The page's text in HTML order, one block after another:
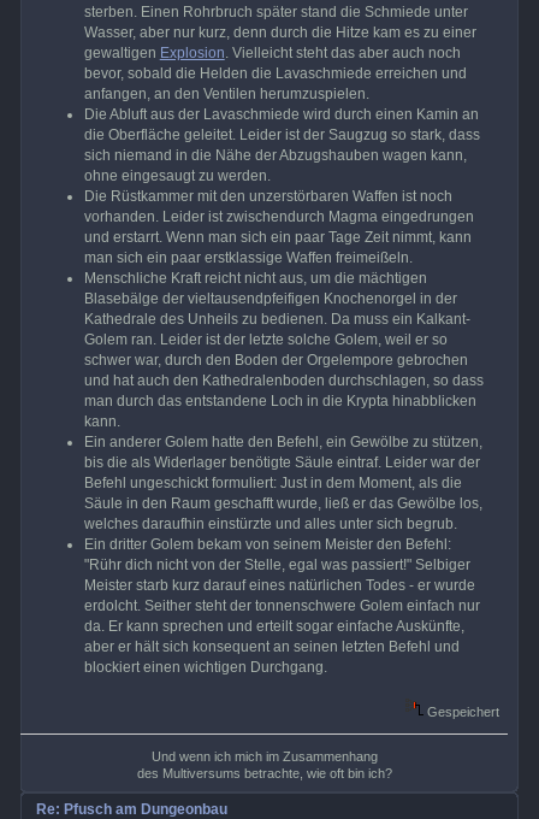
sterben. Einen Rohrbruch später stand die Schmiede unter
Wasser, aber nur kurz, denn durch die Hitze kam es zu einer
gewaltigen Explosion. Vielleicht steht das aber auch noch
bevor, sobald die Helden die Lavaschmiede erreichen und
anfangen, an den Ventilen herumzuspielen.
Die Abluft aus der Lavaschmiede wird durch einen Kamin an
die Oberfläche geleitet. Leider ist der Saugzug so stark, dass
sich niemand in die Nähe der Abzugshauben wagen kann,
ohne eingesaugt zu werden.
Die Rüstkammer mit den unzerstörbaren Waffen ist noch
vorhanden. Leider ist zwischendurch Magma eingedrungen
und erstarrt. Wenn man sich ein paar Tage Zeit nimmt, kann
man sich ein paar erstklassige Waffen freimeißeln.
Menschliche Kraft reicht nicht aus, um die mächtigen
Blasebälge der vieltausendpfeifigen Knochenorgel in der
Kathedrale des Unheils zu bedienen. Da muss ein Kalkant-
Golem ran. Leider ist der letzte solche Golem, weil er so
schwer war, durch den Boden der Orgelempore gebrochen
und hat auch den Kathedralenboden durchschlagen, so dass
man durch das entstandene Loch in die Krypta hinabblicken
kann.
Ein anderer Golem hatte den Befehl, ein Gewölbe zu stützen,
bis die als Widerlager benötigte Säule eintraf. Leider war der
Befehl ungeschickt formuliert: Just in dem Moment, als die
Säule in den Raum geschafft wurde, ließ er das Gewölbe los,
welches daraufhin einstürzte und alles unter sich begrub.
Ein dritter Golem bekam von seinem Meister den Befehl:
"Rühr dich nicht von der Stelle, egal was passiert!" Selbiger
Meister starb kurz darauf eines natürlichen Todes - er wurde
erdolcht. Seither steht der tonnenschwere Golem einfach nur
da. Er kann sprechen und erteilt sogar einfache Auskünfte,
aber er hält sich konsequent an seinen letzten Befehl und
blockiert einen wichtigen Durchgang.
Gespeichert
Und wenn ich mich im Zusammenhang
des Multiversums betrachte, wie oft bin ich?
Re: Pfusch am Dungeonbau